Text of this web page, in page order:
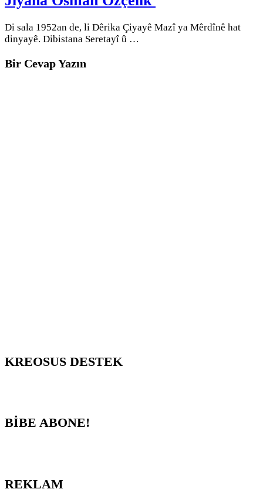
Di sala 1952an de, li Dêrika Çiyayê Mazî ya Mêrdînê hat
dinyayê. Dibistana Seretayî û …
Bir Cevap Yazın
KREOSUS DESTEK
BİBE ABONE!
REKLAM